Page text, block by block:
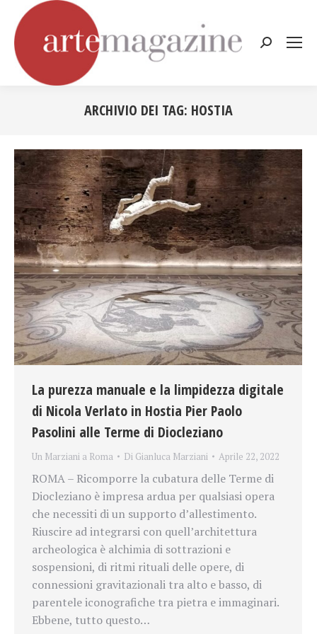
Cerca:
ARCHIVIO DEI TAG: HOSTIA
La purezza manuale e la limpidezza digitale
di Nicola Verlato in Hostia Pier Paolo
Pasolini alle Terme di Diocleziano
Un Marziani a Roma Di Gianluca Marziani Aprile 22, 2022
ROMA – Ricomporre la cubatura delle Terme di
Diocleziano è impresa ardua per qualsiasi opera
che necessiti di un supporto d’allestimento.
Riuscire ad integrarsi con quell’architettura
archeologica è alchimia di sottrazioni e
sospensioni, di ritmi rituali delle opere, di
connessioni gravitazionali tra alto e basso, di
parentele iconografiche tra pietra e immaginari.
Ebbene, tutto questo…